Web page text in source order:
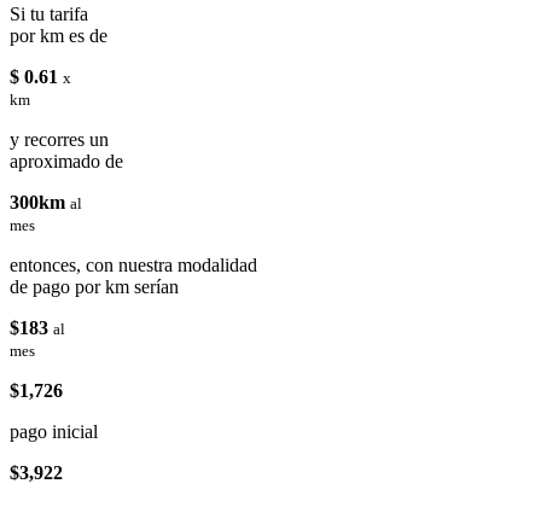
Si tu tarifa
por km es de
$ 0.61 x
km
y recorres un
aproximado de
300km al
mes
entonces, con nuestra modalidad
de pago por km serían
$183 al
mes
$1,726
pago inicial
$3,922